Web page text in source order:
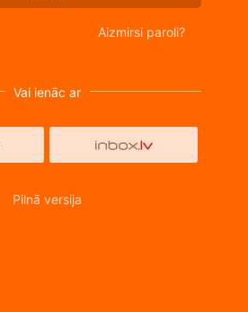
Aizmirsi paroli?
Vai ienāc ar
Pilnā versija